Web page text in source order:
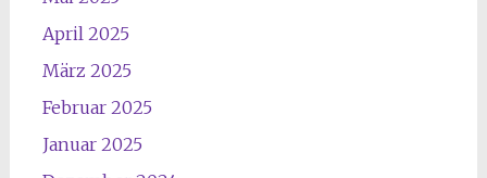
April 2025
März 2025
Februar 2025
Januar 2025